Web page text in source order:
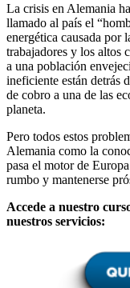
La crisis en Alemania
llamado al país el
energética causada por
trabajadores y los altos
a una población
ineficiente están detrás
de cobro a una de las
planeta.
Pero todos estos
Alemania como la
pasa el motor de
rumbo y mantenerse
Accede a nuestro
nuestros servicios: